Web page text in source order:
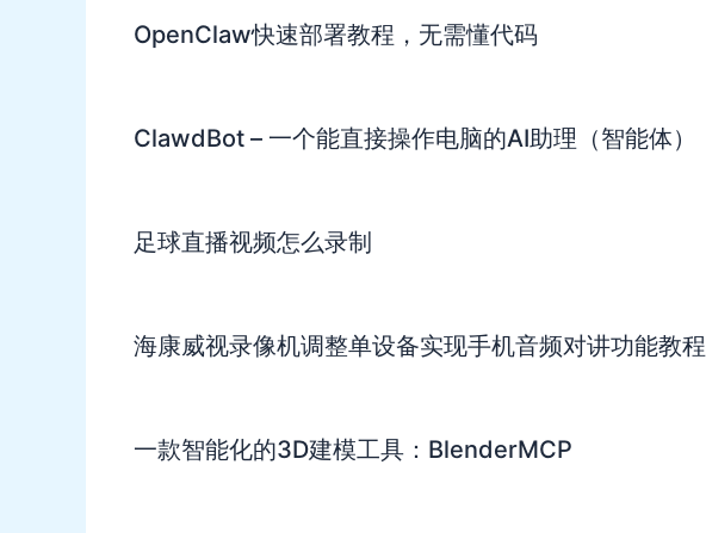
OpenClaw快速部署教程，无需懂代码
ClawdBot – 一个能直接操作电脑的AI助理（智能体）
足球直播视频怎么录制
海康威视录像机调整单设备实现手机音频对讲功能教程
一款智能化的3D建模工具：BlenderMCP